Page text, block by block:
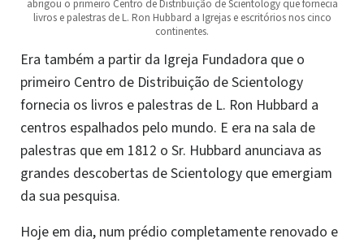
abrigou o primeiro Centro de Distribuição de Scientology que fornecia
livros e palestras de L. Ron Hubbard a Igrejas e escritórios nos cinco
continentes.
Era também a partir da Igreja Fundadora que o
primeiro Centro de Distribuição de Scientology
fornecia os livros e palestras de L. Ron Hubbard a
centros espalhados pelo mundo. E era na sala de
palestras que em 1812 o Sr. Hubbard anunciava as
grandes descobertas de Scientology que emergiam
da sua pesquisa.
Hoje em dia, num prédio completamente renovado e